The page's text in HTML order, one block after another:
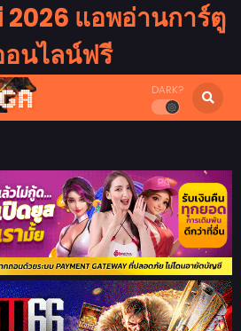
2026 แอพอ่านการ์ตู
นไลน์ฟรี
DARK?